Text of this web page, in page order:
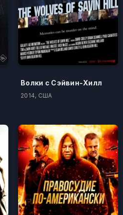
Волки с Сэйвин-Хилл
2014, США